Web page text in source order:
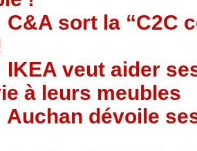
C&A sort la “C2C
IKEA veut aider
à leurs meubles
Auchan dévoile